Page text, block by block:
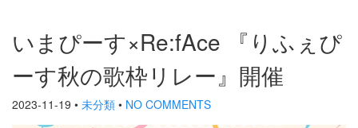
いまぴーす×Re:fAce 『りふぇぴ
ーす秋の歌枠リレー』開催
2023-11-19 • 未分類 • NO COMMENTS